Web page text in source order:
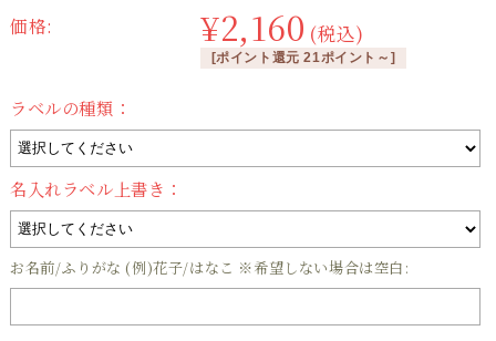
価格: ¥2,160 (税込)
[ポイント還元 21ポイント～]
ラベルの種類：
名入れラベル上書き：
お名前/ふりがな (例)花子/はなこ ※希望しない場合は空白: